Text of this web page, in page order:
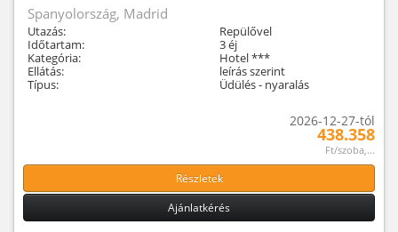
Spanyolország, Madrid
Utazás:
Repülővel
Időtartam:
3 éj
Kategória:
Hotel ***
Ellátás:
leírás szerint
Típus:
Üdülés - nyaralás
2026-12-27-tól
438.358
Ft/szoba,...
Részletek
Ajánlatkérés